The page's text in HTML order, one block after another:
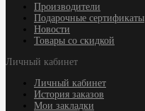
Производители
Подарочные сертификаты
Новости
Товары со скидкой
Личный кабинет
Личный кабинет
История заказов
Мои закладки